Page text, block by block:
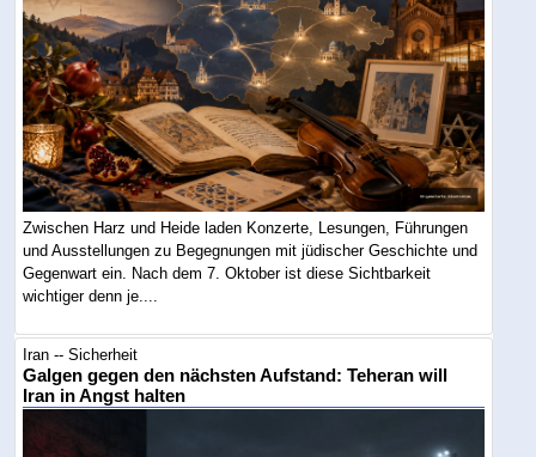
Zwischen Harz und Heide laden Konzerte, Lesungen, Führungen
und Ausstellungen zu Begegnungen mit jüdischer Geschichte und
Gegenwart ein. Nach dem 7. Oktober ist diese Sichtbarkeit
wichtiger denn je....
Iran -- Sicherheit
Galgen gegen den nächsten Aufstand: Teheran will
Iran in Angst halten